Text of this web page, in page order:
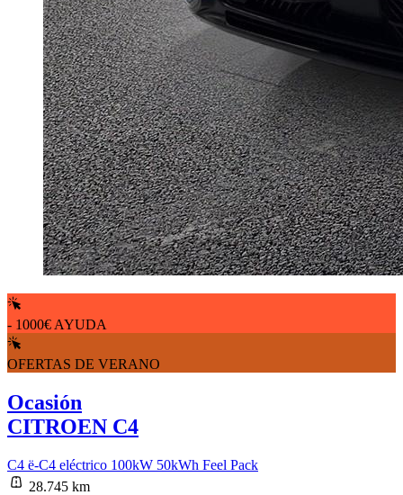
- 1000€ AYUDA
OFERTAS DE VERANO
Ocasión
CITROEN C4
C4 ë-C4 eléctrico 100kW 50kWh Feel Pack
28.745 km